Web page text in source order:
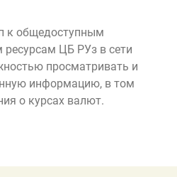
к общедоступным
ЦБ РУз в сети
просматривать и
информацию, в том
о курсах валют.